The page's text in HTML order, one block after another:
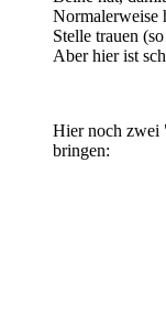
Normalerweise
Stelle trauen
Aber hier ist
Hier noch zwei
bringen: